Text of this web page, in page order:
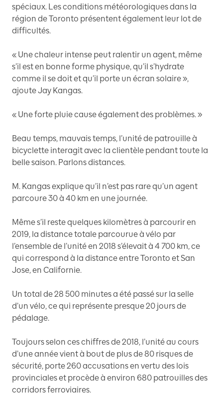
spéciaux. Les conditions météorologiques dans la
région de Toronto présentent également leur lot de
difficultés.
« Une chaleur intense peut ralentir un agent, même
s’il est en bonne forme physique, qu’il s’hydrate
comme il se doit et qu’il porte un écran solaire »,
ajoute Jay Kangas.
« Une forte pluie cause également des problèmes. »
Beau temps, mauvais temps, l’unité de patrouille à
bicyclette interagit avec la clientèle pendant toute la
belle saison. Parlons distances.
M. Kangas explique qu’il n’est pas rare qu’un agent
parcoure 30 à 40 km en une journée.
Même s’il reste quelques kilomètres à parcourir en
2019, la distance totale parcourue à vélo par
l’ensemble de l’unité en 2018 s’élevait à 4 700 km, ce
qui correspond à la distance entre Toronto et San
Jose, en Californie.
Un total de 28 500 minutes a été passé sur la selle
d’un vélo, ce qui représente presque 20 jours de
pédalage.
Toujours selon ces chiffres de 2018, l’unité au cours
d’une année vient à bout de plus de 80 risques de
sécurité, porte 260 accusations en vertu des lois
provinciales et procède à environ 680 patrouilles des
corridors ferroviaires.